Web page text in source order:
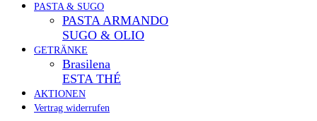
PASTA & SUGO
PASTA ARMANDO
SUGO & OLIO
GETRÄNKE
Brasilena
ESTA THÉ
AKTIONEN
Vertrag widerrufen